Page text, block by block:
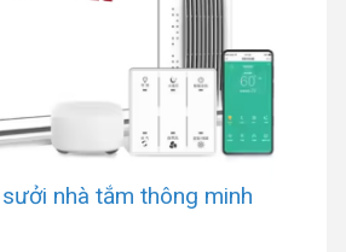
nhà tắm thông minh